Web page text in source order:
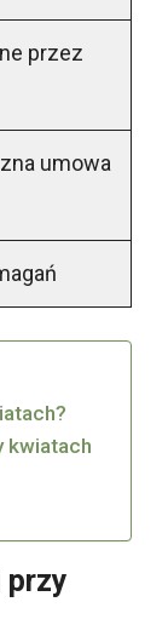
przez
umowa
kwiatach
przy